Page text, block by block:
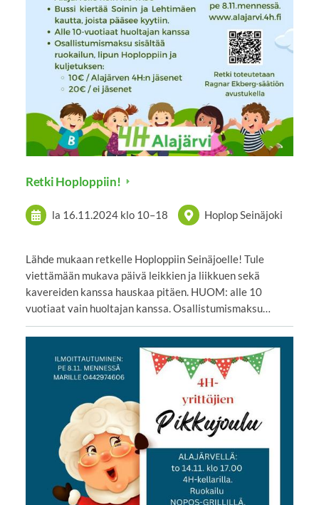
Retki Hoploppiin!
la 16.11.2024 klo 10–18 Hoplop Seinäjoki
Lähde mukaan retkelle Hoploppiin Seinäjoelle! Tule
viettämään mukava päivä leikkien ja liikkuen sekä
kavereiden kanssa hauskaa pitäen. HUOM: alle 10
vuotiaat vain huoltajan kanssa. Osallistumismaksu…